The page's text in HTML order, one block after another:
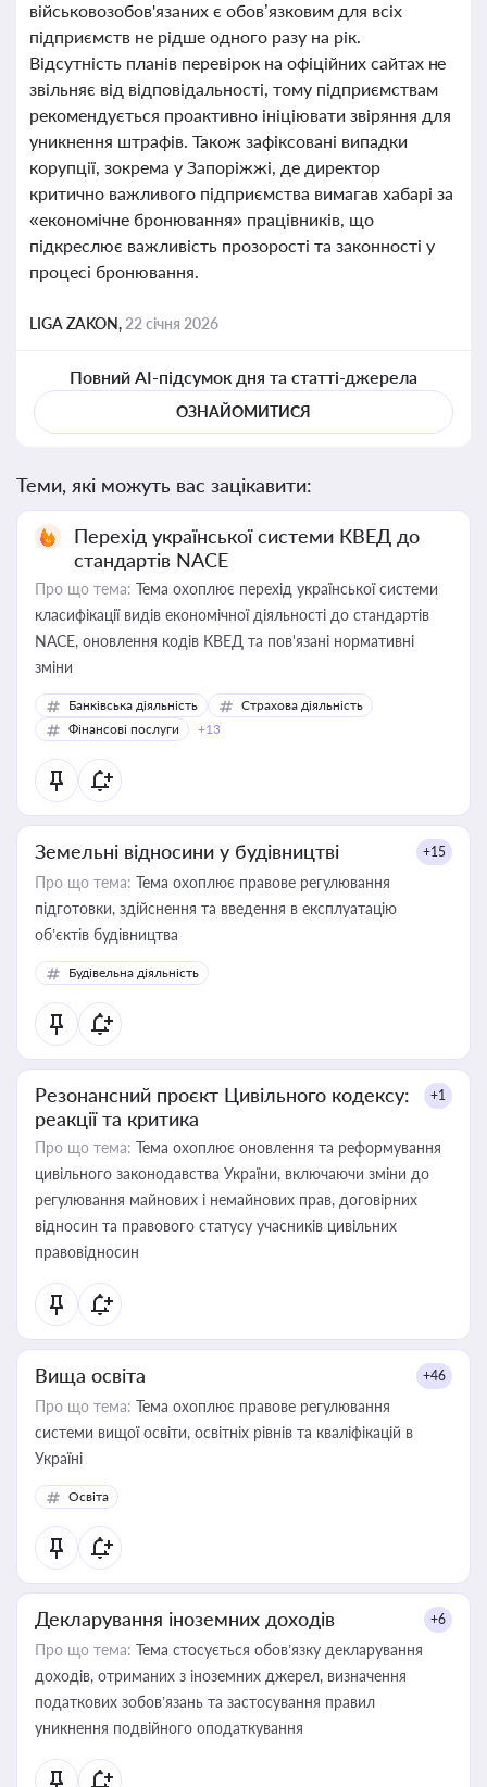
військовозобов'язаних є обов’язковим для всіх
підприємств не рідше одного разу на рік.
Відсутність планів перевірок на офіційних сайтах не
звільняє від відповідальності, тому підприємствам
рекомендується проактивно ініціювати звіряння для
уникнення штрафів. Також зафіксовані випадки
корупції, зокрема у Запоріжжі, де директор
критично важливого підприємства вимагав хабарі за
«економічне бронювання» працівників, що
підкреслює важливість прозорості та законності у
процесі бронювання.
LIGA ZAKON, 22 січня 2026
Повний AI-підсумок дня та статті-джерела
ОЗНАЙОМИТИСЯ
Теми, які можуть вас зацікавити:
Перехід української системи КВЕД до
стандартів NACE
Про що тема: Тема охоплює перехід української системи
класифікації видів економічної діяльності до стандартів
NACE, оновлення кодів КВЕД та пов'язані нормативні
зміни
Банківська діяльність
Страхова діяльність
Фінансові послуги
+13
Земельні відносини у будівництві +15
Про що тема: Тема охоплює правове регулювання
підготовки, здійснення та введення в експлуатацію
об’єктів будівництва
Будівельна діяльність
Резонансний проєкт Цивільного кодексу:
реакції та критика
+1
Про що тема: Тема охоплює оновлення та реформування
цивільного законодавства України, включаючи зміни до
регулювання майнових і немайнових прав, договірних
відносин та правового статусу учасників цивільних
правовідносин
Вища освіта +46
Про що тема: Тема охоплює правове регулювання
системи вищої освіти, освітніх рівнів та кваліфікацій в
Україні
Освіта
Декларування іноземних доходів +6
Про що тема: Тема стосується обов’язку декларування
доходів, отриманих з іноземних джерел, визначення
податкових зобов’язань та застосування правил
уникнення подвійного оподаткування